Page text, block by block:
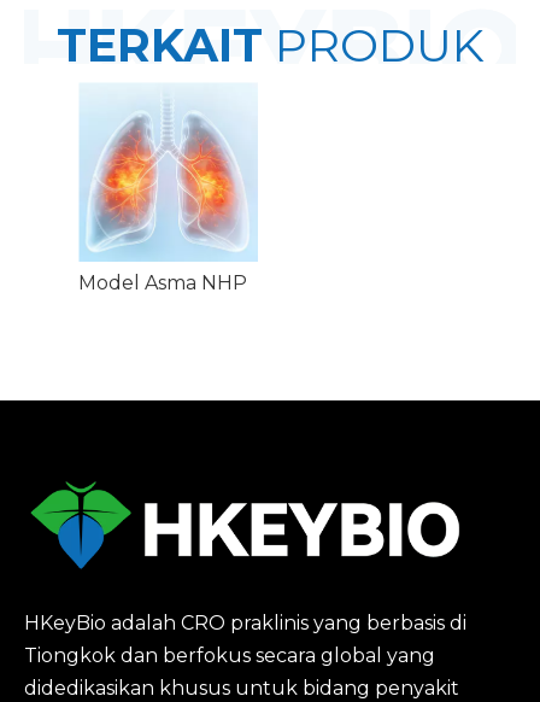
TERKAIT PRODUK
Model Asma NHP
HKeyBio adalah CRO praklinis yang berbasis di
Tiongkok dan berfokus secara global yang
didedikasikan khusus untuk bidang penyakit